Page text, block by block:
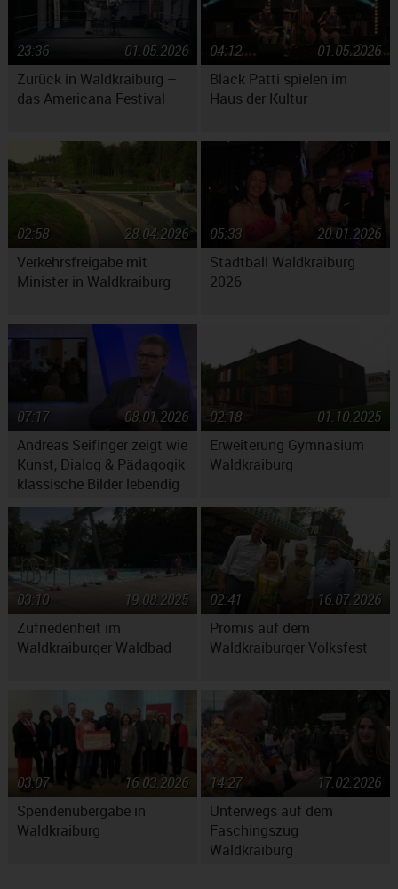
Zurück in Waldkraiburg –
das Americana Festival
01.05.2026
23:36
Black Patti spielen im
Haus der Kultur
01.05.2026
04:12
Verkehrsfreigabe mit
Minister in Waldkraiburg
28.04.2026
02:58
Stadtball Waldkraiburg
2026
20.01.2026
05:33
Andreas Seifinger zeigt wie
Kunst, Dialog & Pädagogik
klassische Bilder lebendig
machen
08.01.2026
07:17
Erweiterung Gymnasium
Waldkraiburg
01.10.2025
02:18
Zufriedenheit im
Waldkraiburger Waldbad
19.08.2025
03:10
Promis auf dem
Waldkraiburger Volksfest
16.07.2026
02:41
Spendenübergabe in
Waldkraiburg
16.03.2026
03:07
Unterwegs auf dem
Faschingszug
Waldkraiburg
17.02.2026
14:27